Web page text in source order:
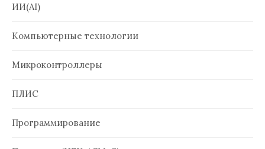
ИИ(AI)
Компьютерные технологии
Микроконтроллеры
ПЛИС
Программирование